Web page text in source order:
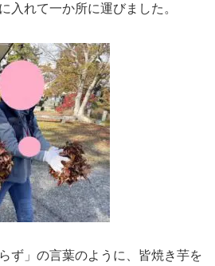
入れて一か所に運びました。
ず」の言葉のように、皆焼き芋を